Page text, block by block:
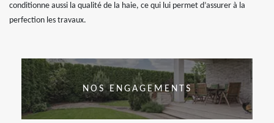
conditionne aussi la qualité de la haie, ce qui lui permet d’assurer à la
perfection les travaux.
NOS ENGAGEMENTS